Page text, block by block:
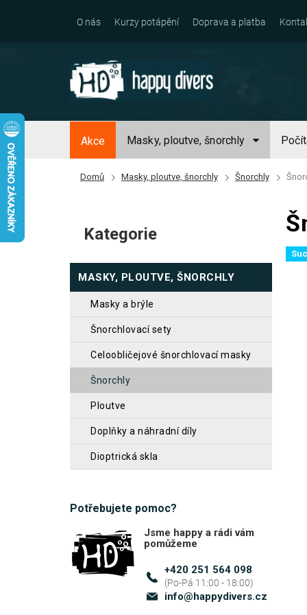
O nás Kurzy potápění Doprava a platba
Akce Masky, ploutve, šnorchly
Domů Masky, ploutve, šnorchly Šnorchly
t
r
í
p
l
Přeskočit
kategorie
Kategorie
MASKY, PLOUTVE, ŠNORCHLY
masky a brýle
šnorchlovací sety
celoobličejové šnorchlovací masky
šnorchly
ploutve
doplňky a náhradní díly
dioptrická skla
Potřebujete pomoc?
Jsme happy a rádi vám
pomůžeme
+420 251 564 098
info@ happydivers.cz